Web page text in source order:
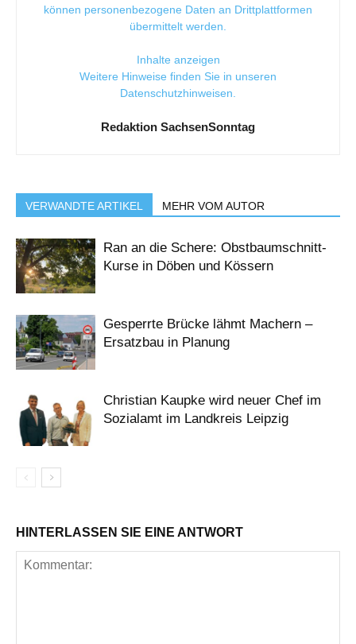
können personenbezogene Daten an Drittplattformen
übermittelt werden.
Inhalte anzeigen
Weitere Hinweise finden Sie in unseren
Datenschutzhinweisen
Redaktion SachsenSonntag
VERWANDTE ARTIKEL MEHR VOM AUTOR
Ran an die Schere: Obstbaumschnitt-
Kurse in Döben und Kössern
Gesperrte Brücke lähmt Machern –
Ersatzbau in Planung
Christian Kaupke wird neuer Chef im
Sozialamt im Landkreis Leipzig
HINTERLASSEN SIE EINE ANTWORT